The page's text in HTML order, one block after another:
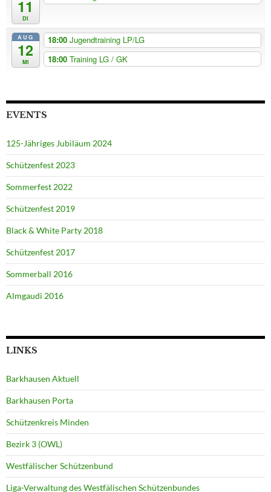
11
Di
AUG
12
Mi
18:00 Jugendtraining LP/LG
18:00 Training LG / GK
EVENTS
125-Jähriges Jubiläum 2024
Schützenfest 2023
Sommerfest 2022
Schützenfest 2019
Black & White Party 2018
Schützenfest 2017
Sommerball 2016
Almgaudi 2016
LINKS
Barkhausen Aktuell
Barkhausen Porta
Schützenkreis Minden
Bezirk 3 (OWL)
Westfälischer Schützenbund
Liga-Verwaltung des Westfälischen Schützenbundes